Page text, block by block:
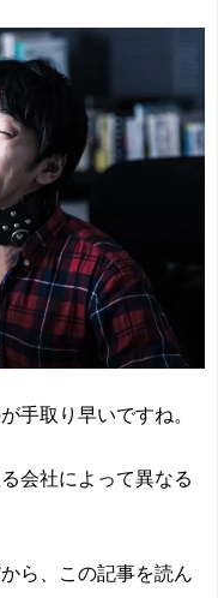
手取り早いですね。
会社によって異なる
ら、この記事を読ん